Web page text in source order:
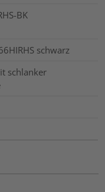
BK
schwarz
schlanker